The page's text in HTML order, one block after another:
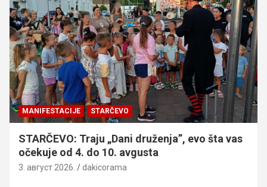
MANIFESTACIJE STARČEVO
STARČEVO: Traju „Dani druženja”, evo šta vas
očekuje od 4. do 10. avgusta
3. август 2026. dakicorama